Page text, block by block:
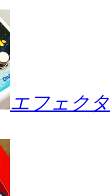
エフェク